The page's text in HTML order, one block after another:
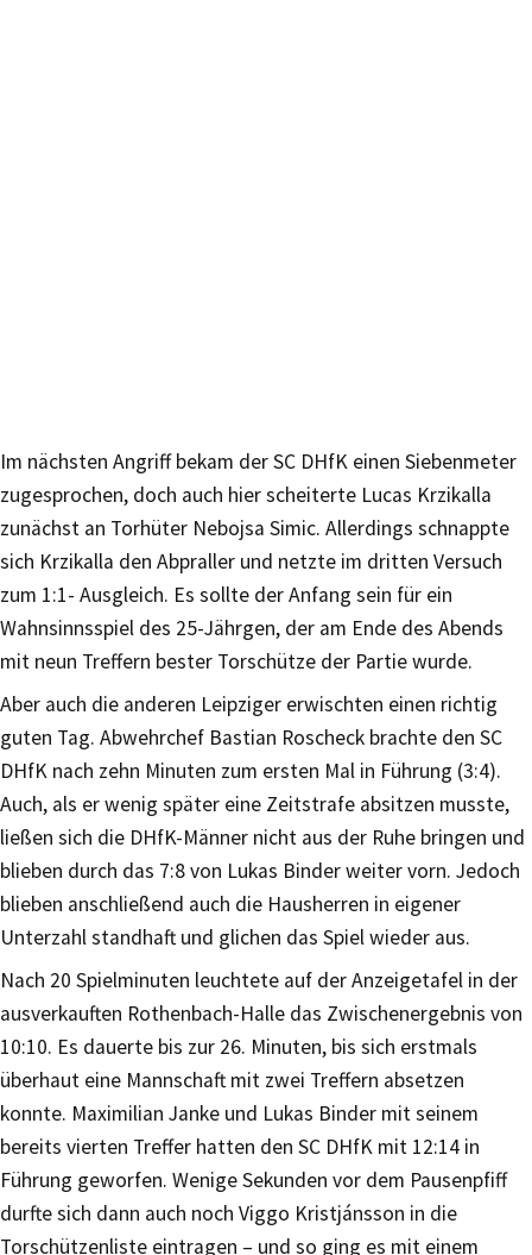
Im nächsten Angriff bekam der SC DHfK einen Siebenmeter
zugesprochen, doch auch hier scheiterte Lucas Krzikalla
zunächst an Torhüter Nebojsa Simic. Allerdings schnappte
sich Krzikalla den Abpraller und netzte im dritten Versuch
zum 1:1- Ausgleich. Es sollte der Anfang sein für ein
Wahnsinnsspiel des 25-Jährgen, der am Ende des Abends
mit neun Treffern bester Torschütze der Partie wurde.
Aber auch die anderen Leipziger erwischten einen richtig
guten Tag. Abwehrchef Bastian Roscheck brachte den SC
DHfK nach zehn Minuten zum ersten Mal in Führung (3:4).
Auch, als er wenig später eine Zeitstrafe absitzen musste,
ließen sich die DHfK-Männer nicht aus der Ruhe bringen und
blieben durch das 7:8 von Lukas Binder weiter vorn. Jedoch
blieben anschließend auch die Hausherren in eigener
Unterzahl standhaft und glichen das Spiel wieder aus.
Nach 20 Spielminuten leuchtete auf der Anzeigetafel in der
ausverkauften Rothenbach-Halle das Zwischenergebnis von
10:10. Es dauerte bis zur 26. Minuten, bis sich erstmals
überhaut eine Mannschaft mit zwei Treffern absetzen
konnte. Maximilian Janke und Lukas Binder mit seinem
bereits vierten Treffer hatten den SC DHfK mit 12:14 in
Führung geworfen. Wenige Sekunden vor dem Pausenpfiff
durfte sich dann auch noch Viggo Kristjánsson in die
Torschützenliste eintragen – und so ging es mit einem